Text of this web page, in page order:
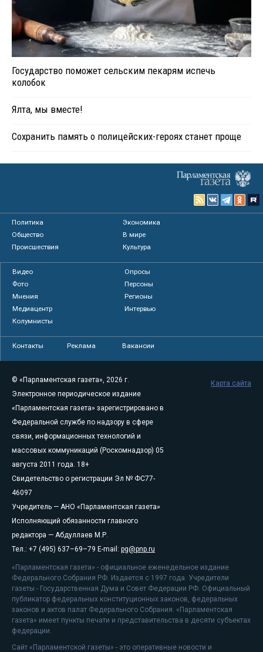
Государство поможет сельским пекарям испечь
колобок
Ялта, мы вместе!
Сохранить память о полицейских-героях станет проще
Политика
Экономика
Общество
В мире
Происшествия
Культура
Видео
Опросы
Фото
Персоны
Мнения
Регионы
Медиацентр
Интервью
Колумнисты
Контакты Реклама Вакансии
© «Парламентская газета», 2026 г.
Электронное периодическое издание
«Парламентская газета» зарегистрировано в
Федеральной службе по надзору в сфере
связи, информационных технологий и
массовых коммуникаций (Роскомнадзор) 05
августа 2011 года. 18+
Свидетельство о регистрации Эл № ФС77-
46097
Учредитель — АНО «Парламентская газета»
Исполняющий обязанности главного
редактора — Абдуллаев М.Р.
Тел.: +7 (495) 637–69–79 E-mail: pg@pnp.ru
«Парламентская газета» - официальное еженедельное издание
Федерального Собрания РФ. Издается с 1997 года. Учредители
газеты - Государственная Дума и Совет Федерации РФ. Официальный
публикатор федеральных конституционных законов, федеральных
законов и актов палат Федерального Собрания. «Парламентская
газета» имеет пункты печати и представительства в десяти субъектах
федерации.
Сайт «Парламентской газеты» - это оперативные новости и
Карта сайта